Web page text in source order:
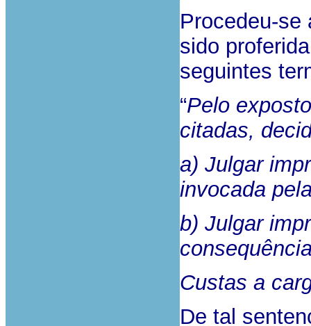
Procedeu-se
sido
seguintes
“Pelo
citadas,
a) Julgar
invocada
b) Julgar
Custas a
De tal